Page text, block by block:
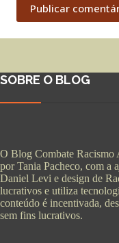
Publicar
SOBRE O BLOG
O Blog Combate Racismo
por Tania Pacheco, com a
Daniel Levi e design de
lucrativos e utiliza
conteúdo é incentivada,
sem fins lucrativos.